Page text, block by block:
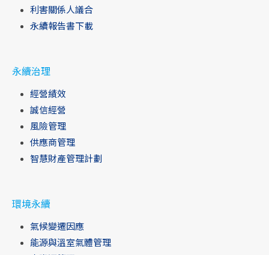
利害關係人議合
永續報告書下載
永續治理
經營績效
誠信經營
風險管理
供應商管理
智慧財產管理計劃
環境永續
氣候變遷因應
能源與溫室氣體管理